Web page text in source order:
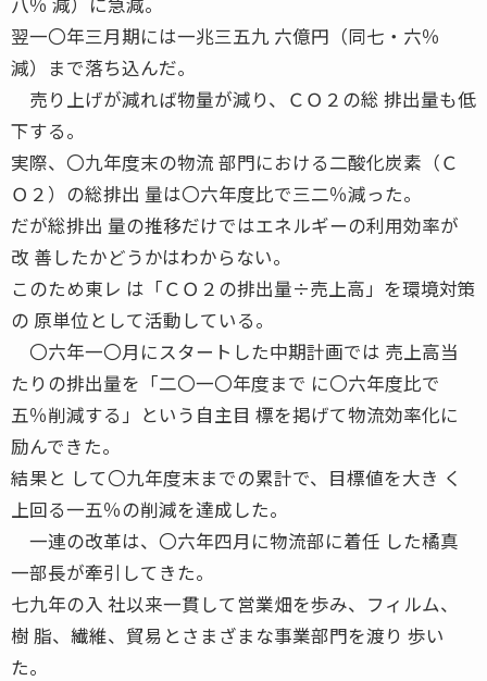
翌一〇年三月期には一兆三五九 六億円（同七・六％
減）まで落ち込んだ。
売り上げが減れば物量が減り、ＣＯ２の総 排出量も低
下する。
実際、〇九年度末の物流 部門における二酸化炭素（Ｃ
Ｏ２）の総排出 量は〇六年度比で三二％減った。
だが総排出 量の推移だけではエネルギーの利用効率が
改 善したかどうかはわからない。
このため東レ は「ＣＯ２の排出量÷売上高」を環境対策
の 原単位として活動している。
〇六年一〇月にスタートした中期計画では 売上高当
たりの排出量を「二〇一〇年度まで に〇六年度比で
五％削減する」という自主目 標を掲げて物流効率化に
励んできた。
結果と して〇九年度末までの累計で、目標値を大き く
上回る一五％の削減を達成した。
一連の改革は、〇六年四月に物流部に着任 した橘真
一部長が牽引してきた。
七九年の入 社以来一貫して営業畑を歩み、フィルム、
樹 脂、繊維、貿易とさまざまな事業部門を渡り 歩い
た。